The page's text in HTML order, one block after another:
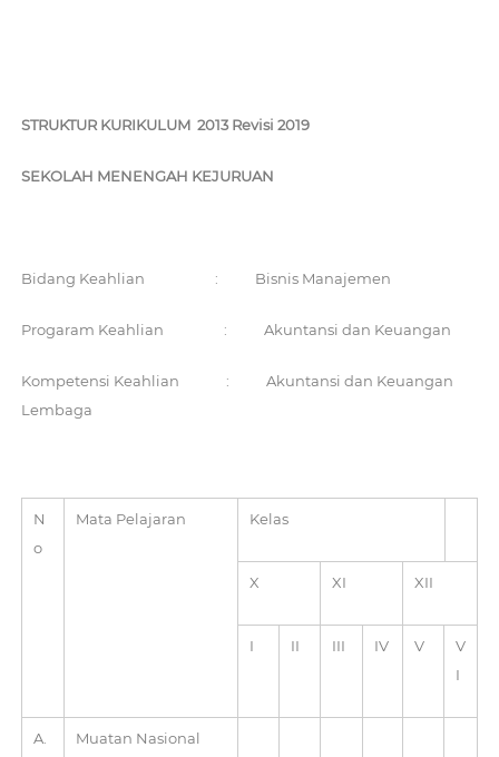
STRUKTUR KURIKULUM 2013 Revisi 2019
SEKOLAH MENENGAH KEJURUAN
Bidang Keahlian : Bisnis Manajemen
Progaram Keahlian : Akuntansi dan Keuangan
Kompetensi Keahlian : Akuntansi dan Keuangan
Lembaga
N
o
Mata Pelajaran Kelas
X XI XII
I II III IV V
V
I
A. Muatan Nasional